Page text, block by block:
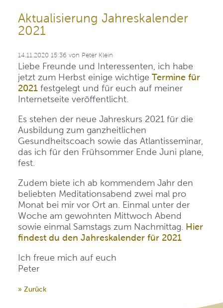
Aktualisierung Jahreskalender
2021
14.11.2020 15:36 von Peter Klein
Liebe Freunde und Interessenten, ich habe
jetzt zum Herbst einige wichtige Termine für
2021 festgelegt und für euch auf meiner
Internetseite veröffentlicht.
Es stehen der neue Jahreskurs 2021 für die
Ausbildung zum ganzheitlichen
Gesundheitscoach sowie das Atlantisseminar,
das ich für den Frühsommer Ende Juni plane,
fest.
Zudem biete ich ab kommendem Jahr den
beliebten Meditationsabend zwei mal pro
Monat bei mir vor Ort an. Einmal unter der
Woche am gewohnten Mittwoch Abend
sowie einmal Samstags zum Nachmittag. Hier
findest du den Jahreskalender für 2021
Ich freue mich auf euch
Peter
» Zurück